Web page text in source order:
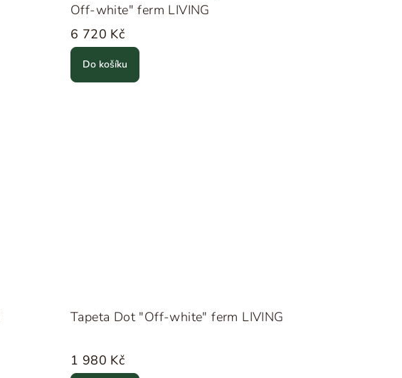
Off-white" ferm LIVING
6 720 Kč
Do košíku
Tapeta Dot "Off-white" ferm LIVING
1 980 Kč